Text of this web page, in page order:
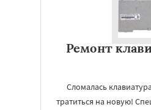
Ремонт
Сломалась
тратиться на новую!